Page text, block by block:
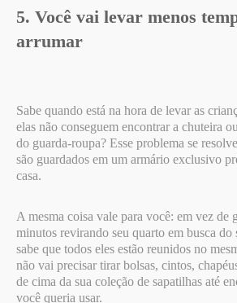
5. Você vai levar menos
arrumar
Sabe quando está na hora de levar as
elas não conseguem encontrar a chuteira
do guarda-roupa? Esse problema se
são guardados em um armário exclusivo
casa.
A mesma coisa vale para você: em vez de
minutos revirando seu quarto em busca do
sabe que todos eles estão reunidos no
não vai precisar tirar bolsas, cintos,
de cima da sua coleção de sapatilhas até
você queria usar.